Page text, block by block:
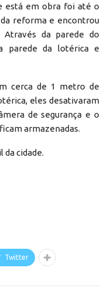
está em obra foi até o
reforma e encontrou
da parede do
parede da lotérica e
cerca de 1 metro de
eles desativaram
de segurança e o
armazenadas.
da cidade.
Twitter